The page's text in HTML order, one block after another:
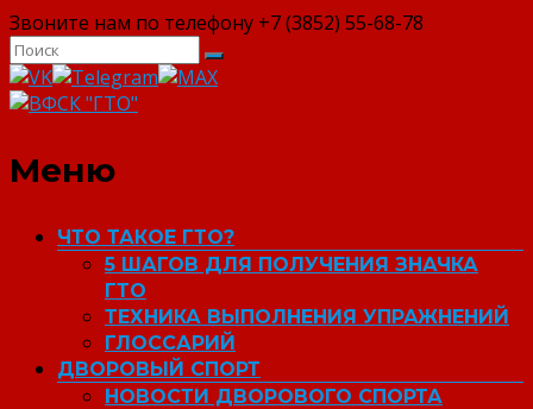
Звоните нам по телефону +7 (3852) 55-68-78
ВФСК "ГТО"
Меню
ЧТО ТАКОЕ ГТО?
5 ШАГОВ ДЛЯ ПОЛУЧЕНИЯ ЗНАЧКА
ГТО
ТЕХНИКА ВЫПОЛНЕНИЯ УПРАЖНЕНИЙ
ГЛОССАРИЙ
ДВОРОВЫЙ СПОРТ
НОВОСТИ ДВОРОВОГО СПОРТА